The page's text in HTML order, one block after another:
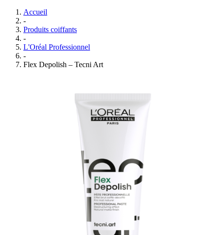
Accueil
-
Produits coiffants
-
L'Oréal Professionnel
-
Flex Depolish – Tecni Art